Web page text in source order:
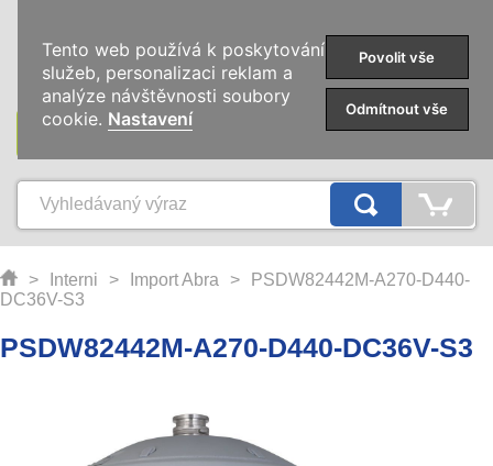
KATEGORIE
> Interni > Import Abra >
PSDW82442M-A270-D440-
DC36V-S3
PSDW82442M-A270-D440-DC36V-S3
Tento web používá k poskytování
služeb, personalizaci reklam a
analýze návštěvnosti soubory
cookie. Nastavení
Povolit vše
Odmítnout vše